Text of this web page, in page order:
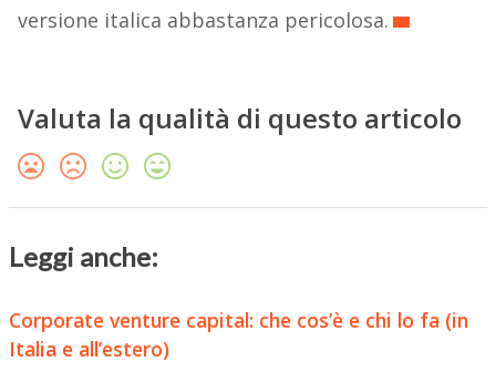
versione italica abbastanza pericolosa.
Valuta la qualità di questo articolo
Leggi anche:
Corporate venture capital: che cos’è e chi lo fa (in
Italia e all’estero)